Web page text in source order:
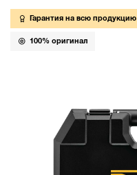
Гарантия на всю продукцию
100% оригинал